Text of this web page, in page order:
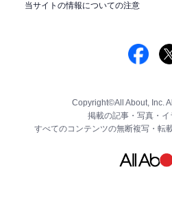
当サイトの情報についての注意
Copyright©All About, Inc.
掲載の記事・写真・イ
すべてのコンテンツの無断複写・転